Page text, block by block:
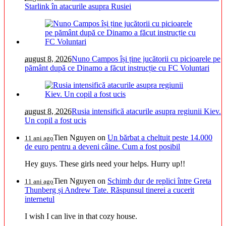
Starlink în atacurile asupra Rusiei
august 8, 2026Nuno Campos își ține jucătorii cu picioarele pe
pământ după ce Dinamo a făcut instrucție cu FC Voluntari
august 8, 2026Rusia intensifică atacurile asupra regiunii Kiev.
Un copil a fost ucis
11 ani agoTien Nguyen on Un bărbat a cheltuit peste 14.000
de euro pentru a deveni câine. Cum a fost posibil
Hey guys. These girls need your helps. Hurry up!!
11 ani agoTien Nguyen on Schimb dur de replici între Greta
Thunberg și Andrew Tate. Răspunsul tinerei a cucerit
internetul
I wish I can live in that cozy house.